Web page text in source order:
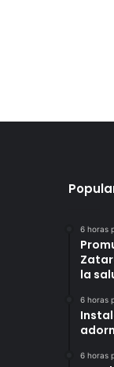
6 horas
la
6 horas
6 horas